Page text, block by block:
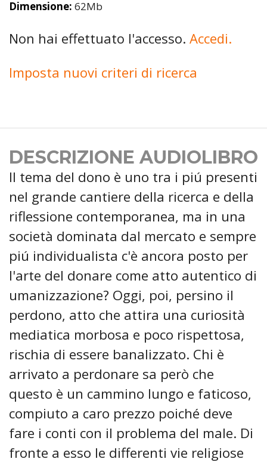
Dimensione: 62Mb
Non hai effettuato l'accesso. Accedi.
Imposta nuovi criteri di ricerca
DESCRIZIONE AUDIOLIBRO
Il tema del dono è uno tra i piú presenti
nel grande cantiere della ricerca e della
riflessione contemporanea, ma in una
società dominata dal mercato e sempre
piú individualista c'è ancora posto per
l'arte del donare come atto autentico di
umanizzazione? Oggi, poi, persino il
perdono, atto che attira una curiosità
mediatica morbosa e poco rispettosa,
rischia di essere banalizzato. Chi è
arrivato a perdonare sa però che
questo è un cammino lungo e faticoso,
compiuto a caro prezzo poiché deve
fare i conti con il problema del male. Di
fronte a esso le differenti vie religiose